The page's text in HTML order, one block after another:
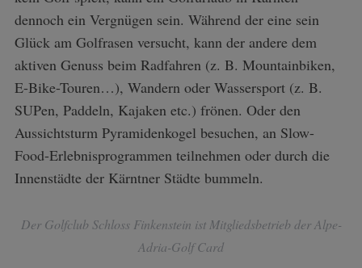
dennoch ein Vergnügen sein. Während der eine sein
Glück am Golfrasen versucht, kann der andere dem
aktiven Genuss beim Radfahren (z. B. Mountainbiken,
E-Bike-Touren…), Wandern oder Wassersport (z. B.
SUPen, Paddeln, Kajaken etc.) frönen. Oder den
Aussichtsturm Pyramidenkogel besuchen, an Slow-
Food-Erlebnisprogrammen teilnehmen oder durch die
Innenstädte der Kärntner Städte bummeln.
Der Golfclub Schloss Finkenstein ist Mitgliedsbetrieb der Alpe-
Adria-Golf Card